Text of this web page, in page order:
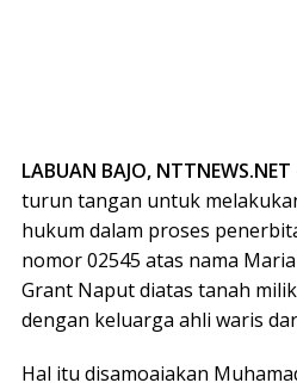
LABUAN BAJO, NTTNEWS.NET
turun tangan untuk
hukum dalam proses
nomor 02545 atas nama
Grant Naput diatas tanah
dengan keluarga ahli waris
Hal itu disamoaiakan